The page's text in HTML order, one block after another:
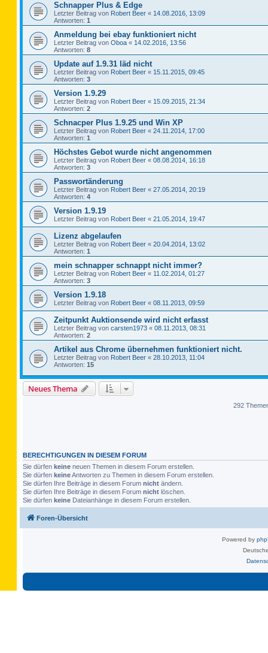
Schnapper Plus & Edge
Letzter Beitrag von Robert Beer « 14.08.2016, 13:09
Antworten: 1
Anmeldung bei ebay funktioniert nicht
Letzter Beitrag von Oboa « 14.02.2016, 13:56
Antworten: 8
Update auf 1.9.31 läd nicht
Letzter Beitrag von Robert Beer « 15.11.2015, 09:45
Antworten: 3
Version 1.9.29
Letzter Beitrag von Robert Beer « 15.09.2015, 21:34
Antworten: 2
Schnacper Plus 1.9.25 und Win XP
Letzter Beitrag von Robert Beer « 24.11.2014, 17:00
Antworten: 1
Höchstes Gebot wurde nicht angenommen
Letzter Beitrag von Robert Beer « 08.08.2014, 16:18
Antworten: 3
Passwortänderung
Letzter Beitrag von Robert Beer « 27.05.2014, 20:19
Antworten: 4
Version 1.9.19
Letzter Beitrag von Robert Beer « 21.05.2014, 19:47
Lizenz abgelaufen
Letzter Beitrag von Robert Beer « 20.04.2014, 13:02
Antworten: 1
mein schnapper schnappt nicht immer?
Letzter Beitrag von Robert Beer « 11.02.2014, 01:27
Antworten: 3
Version 1.9.18
Letzter Beitrag von Robert Beer « 08.11.2013, 09:59
Zeitpunkt Auktionsende wird nicht erfasst
Letzter Beitrag von carsten1973 « 08.11.2013, 08:31
Antworten: 2
Artikel aus Chrome übernehmen funktioniert nicht.
Letzter Beitrag von Robert Beer « 28.10.2013, 11:04
Antworten: 15
Neues Thema
292
BERECHTIGUNGEN IN DIESEM FORUM
Sie dürfen keine neuen Themen in diesem Forum erstellen.
Sie dürfen keineAntworten zu Themen in diesem Forum erstellen.
Sie dürfen Ihre Beiträge in diesem Forum nicht ändern.
Sie dürfen Ihre Beiträge in diesem Forum nicht löschen.
Sie dürfen keine Dateianhänge in diesem Forum erstellen.
Foren-Übersicht
Powered by